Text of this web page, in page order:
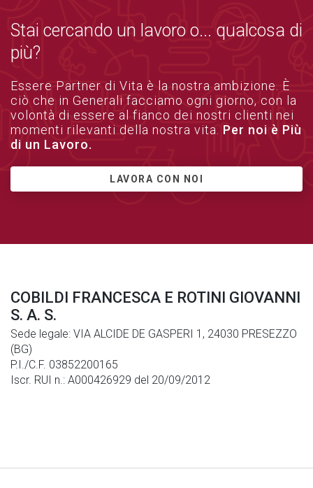
Stai cercando un lavoro o... qualcosa di
più?
Essere Partner di Vita è la nostra ambizione. È
ciò che in Generali facciamo ogni giorno, con la
volontà di essere al fianco dei nostri clienti nei
momenti rilevanti della nostra vita. Per noi è Più
di un Lavoro.
LAVORA CON NOI
COBILDI FRANCESCA E ROTINI GIOVANNI
S. A. S.
Sede legale: VIA ALCIDE DE GASPERI 1, 24030 PRESEZZO
(BG)
P.I./C.F. 03852200165
Iscr. RUI n.: A000426929 del 20/09/2012